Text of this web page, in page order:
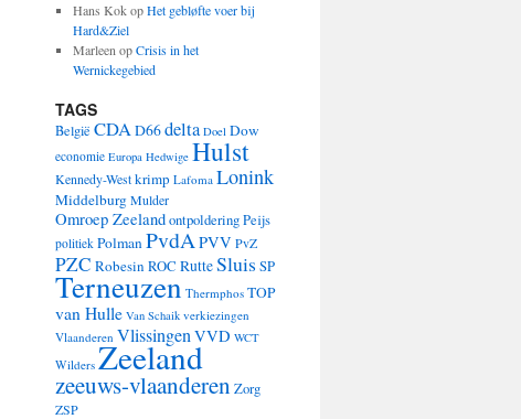
Hans KokopHet gebløfte voer bij
Hard&Ziel
Marleen opCrisis in het
Wernickegebied
TAGS
België CDAD66delta Doel Dow
economie Europa Hedwige Hulst
Kennedy-Westkrimp Lafoma Lonink
MiddelburgMulder
Omroep ZeelandontpolderingPeijs
politiek PolmanPvdAPVV PvZ
PZC Robesin ROC RutteSluis SP
Terneuzen Thermphos TOP
van Hulle Van Schaik verkiezingen
Vlaanderen VlissingenVVD WCT
Wilders Zeeland
zeeuws-vlaanderen Zorg
ZSP